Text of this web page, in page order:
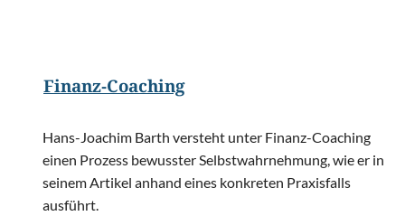
Finanz-Coaching
Hans-Joachim Barth versteht unter Finanz-Coaching
einen Prozess bewusster Selbstwahrnehmung, wie er in
seinem Artikel anhand eines konkreten Praxisfalls
ausführt.